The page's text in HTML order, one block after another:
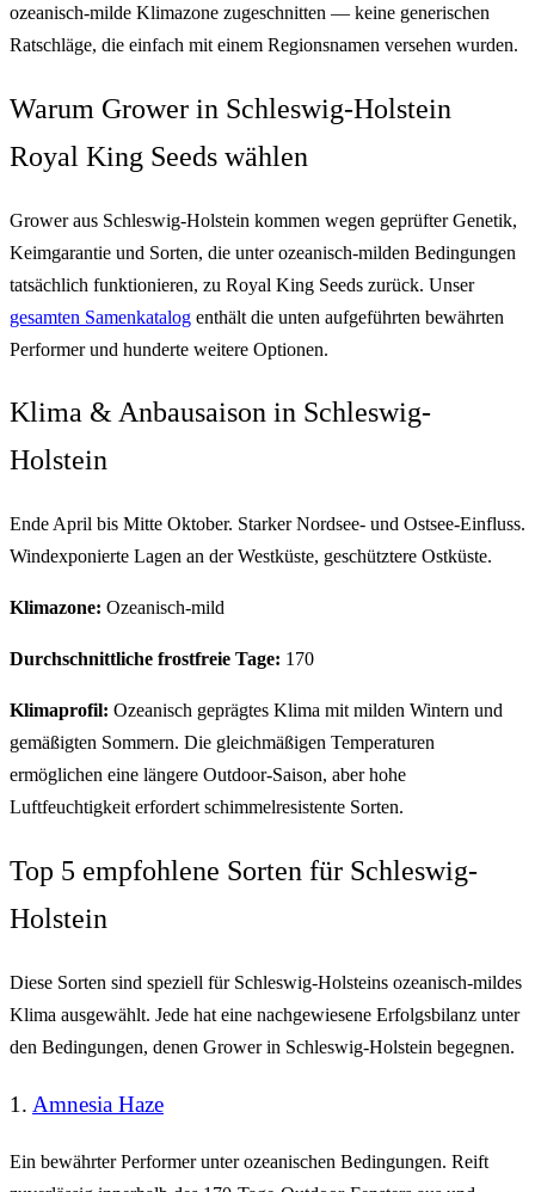
ozeanisch-milde Klimazone zugeschnitten — keine generischen
Ratschläge, die einfach mit einem Regionsnamen versehen wurden.
Warum Grower in Schleswig-Holstein
Royal King Seeds wählen
Grower aus Schleswig-Holstein kommen wegen geprüfter Genetik,
Keimgarantie und Sorten, die unter ozeanisch-milden Bedingungen
tatsächlich funktionieren, zu Royal King Seeds zurück. Unser
gesamten Samenkatalog enthält die unten aufgeführten bewährten
Performer und hunderte weitere Optionen.
Klima & Anbausaison in Schleswig-
Holstein
Ende April bis Mitte Oktober. Starker Nordsee- und Ostsee-Einfluss.
Windexponierte Lagen an der Westküste, geschütztere Ostküste.
Klimazone: Ozeanisch-mild
Durchschnittliche frostfreie Tage: 170
Klimaprofil: Ozeanisch geprägtes Klima mit milden Wintern und
gemäßigten Sommern. Die gleichmäßigen Temperaturen
ermöglichen eine längere Outdoor-Saison, aber hohe
Luftfeuchtigkeit erfordert schimmelresistente Sorten.
Top 5 empfohlene Sorten für Schleswig-
Holstein
Diese Sorten sind speziell für Schleswig-Holsteins ozeanisch-mildes
Klima ausgewählt. Jede hat eine nachgewiesene Erfolgsbilanz unter
den Bedingungen, denen Grower in Schleswig-Holstein begegnen.
1. Amnesia Haze
Ein bewährter Performer unter ozeanischen Bedingungen. Reift